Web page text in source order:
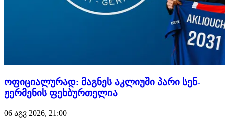
ოფიციალურად: მაგნეს აკლიუში პარი სენ-
ჟერმენის ფეხბურთელია
06 აგვ 2026, 21:00